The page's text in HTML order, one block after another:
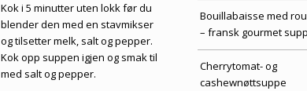
Kok i 5 minutter uten lokk før du
blender den med en stavmikser
og tilsetter melk, salt og pepper.
Kok opp suppen igjen og smak til
med salt og pepper.
Bouillabaisse med
– fransk gourmet
Cherrytomat- og
cashewnøttsuppe